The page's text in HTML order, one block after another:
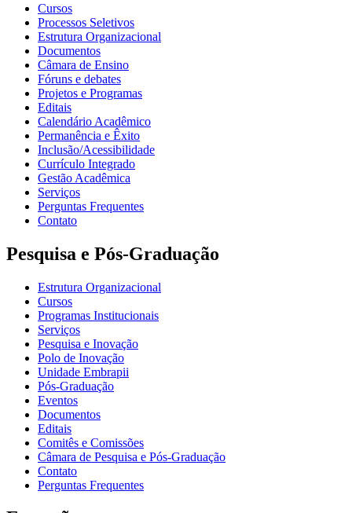
Cursos
Processos Seletivos
Estrutura Organizacional
Documentos
Câmara de Ensino
Fóruns e debates
Projetos e Programas
Editais
Calendário Acadêmico
Permanência e Êxito
Inclusão/Acessibilidade
Currículo Integrado
Gestão Acadêmica
Serviços
Perguntas Frequentes
Contato
Pesquisa e Pós-Graduação
Estrutura Organizacional
Cursos
Programas Institucionais
Serviços
Pesquisa e Inovação
Polo de Inovação
Unidade Embrapii
Pós-Graduação
Eventos
Documentos
Editais
Comitês e Comissões
Câmara de Pesquisa e Pós-Graduação
Contato
Perguntas Frequentes